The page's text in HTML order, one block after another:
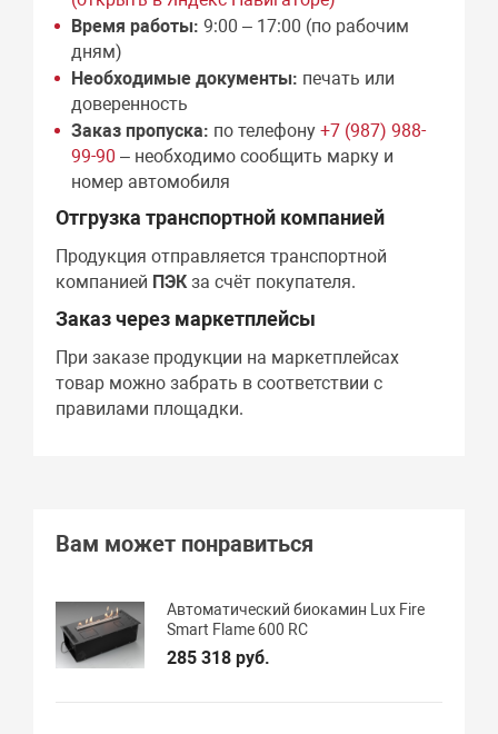
Время работы: 9:00 – 17:00 (по рабочим
дням)
Необходимые документы: печать или
доверенность
Заказ пропуска: по телефону+7 (987) 988-
99-90 – необходимо сообщить марку и
номер автомобиля
Отгрузка транспортной компанией
Продукция отправляется транспортной
компанией ПЭКза счёт покупателя.
Заказ через маркетплейсы
При заказе продукции на маркетплейсах
товар можно забрать в соответствии с
правилами площадки.
Вам может понравиться
Автоматический биокамин Lux Fire
Smart Flame 600 RC
285 318 руб.